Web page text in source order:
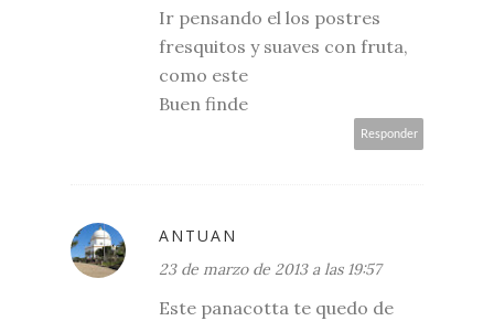
Ir pensando el los postres
fresquitos y suaves con fruta,
como este
Buen finde
Responder
ANTUAN
23 de marzo de 2013 a las 19:57
Este panacotta te quedo de